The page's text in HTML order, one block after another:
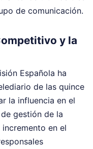
de comunicación.
y la
Española ha
de las quince
la influencia en el
gestión de la
en el